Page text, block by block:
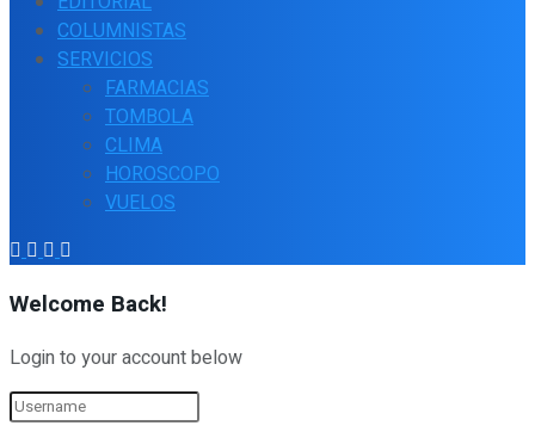
COLUMNISTAS
SERVICIOS
FARMACIAS
TOMBOLA
CLIMA
HOROSCOPO
VUELOS
Welcome Back!
Login to your account below